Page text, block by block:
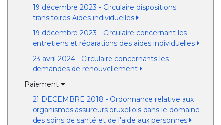
19 décembre 2023 - Circulaire dispositions
transitoires Aides individuelles
19 décembre 2023 - Circulaire concernant les
entretiens et réparations des aides individuelles
23 avril 2024 - Circulaire concernants les
demandes de renouvellement
Paiement
21 DECEMBRE 2018 - Ordonnance relative aux
organismes assureurs bruxellois dans le domaine
des soins de santé et de l'aide aux personnes